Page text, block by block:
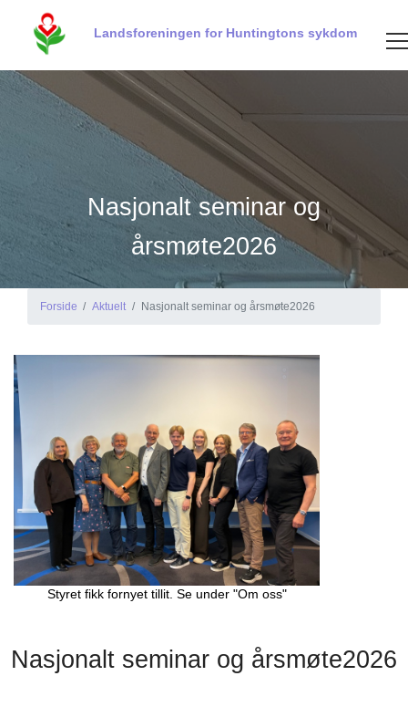
Landsforeningen for Huntingtons sykdom
Nasjonalt seminar og
årsmøte2026
Forside Aktuelt Nasjonalt seminar og årsmøte2026
Styret fikk fornyet tillit. Se under "Om oss"
Nasjonalt seminar og årsmøte2026